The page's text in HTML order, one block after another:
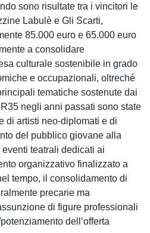
sono risultate tra i vincitori le
Labulè e Gli Scarti,
85.000 euro e 65.000 euro
a consolidare
culturale sostenibile in grado
e occupazionali, oltreché
tematiche sostenute dai
negli anni passati sono state
di artisti neo-diplomati e di
del pubblico giovane alla
teatrali dedicati ai
organizzativo finalizzato a
tempo, il consolidamento di
precarie ma
di figure professionali
dell’offerta